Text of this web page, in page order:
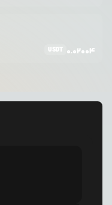
USDT 0.02004